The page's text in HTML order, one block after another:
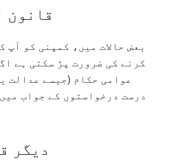
قانون
بعض حالات میں، کمپنی کو آپ
کرنے کی ضرورت پڑ سکتی ہے
عوامی حکام (جیسے عدالت
درست درخواستوں کے جواب
دیگر